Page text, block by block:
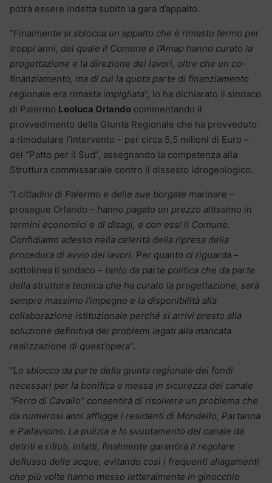
potrà essere indetta subito la gara d’appalto.
“Finalmente si sblocca un appalto che è rimasto fermo per
troppi anni, del quale il Comune e l’Amap hanno curato la
progettazione e la direzione dei lavori, oltre che un co-
finanziamento, ma di cui la quota parte di finanziamento
regionale era rimasta impigliata”, lo ha dichiarato il sindaco
di Palermo Leoluca Orlando commentando il
provvedimento della Giunta Regionale che ha provveduto
a rimodulare l’intervento – per circa 5,5 milioni di Euro –
del “Patto per il Sud”, assegnando la competenza alla
Struttura commissariale contro il dissesto idrogeologico.
“I cittadini di Palermo e delle sue borgate marinare –
prosegue Orlando – hanno pagato un prezzo altissimo in
termini economici e di disagi, e con essi il Comune.
Confidiamo adesso nella celerità della ripresa della
procedura di avvio dei lavori. Per quanto ci riguarda –
sottolinea il sindaco – tanto da parte politica che da parte
della struttura tecnica che ha curato la progettazione, sarà
sempre massimo l’impegno e la disponibilità alla
collaborazione istituzionale perché si arrivi presto alla
soluzione definitiva dei problemi legati alla mancata
realizzazione di quest’opera“.
“Lo sblocco da parte della giunta regionale dei fondi
necessari per la bonifica e messa in sicurezza del canale
“Ferro di Cavallo” consentirà di risolvere un problema che
da numerosi anni affligge i residenti di Mondello, Partanna
e Pallavicino. La pulizia e lo svuotamento del canale da
detriti e rifiuti, infatti, finalmente garantirà il regolare
deflusso delle acque, evitando così i frequenti allagamenti
che più volte hanno messo letteralmente in ginocchio